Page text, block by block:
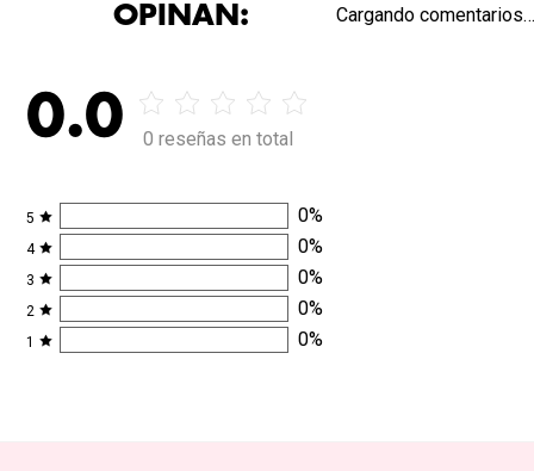
OPINAN:
0.0 0 reseñas en total
5 0%
4 0%
3 0%
2 0%
1 0%
Cargando